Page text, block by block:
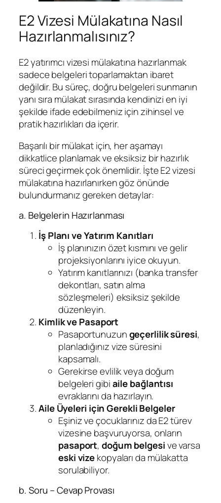
E2 Vizesi Mülakatına Nasıl
Hazırlanmalısınız?
E2 yatırımcı vizesi mülakatına hazırlanmak
sadece belgeleri toparlamaktan ibaret
değildir. Bu süreç, doğru belgeleri sunmanın
yanı sıra mülakat sırasında kendinizi en iyi
şekilde ifade edebilmeniz için zihinsel ve
pratik hazırlıkları da içerir.
Başarılı bir mülakat için, her aşamayı
dikkatlice planlamak ve eksiksiz bir hazırlık
süreci geçirmek çok önemlidir. İşte E2 vizesi
mülakatına hazırlanırken göz önünde
bulundurmanız gereken detaylar:
a. Belgelerin Hazırlanması
İş Planı ve Yatırım Kanıtları
İş planınızın özet kısmını ve gelir
projeksiyonlarını iyice okuyun.
Yatırım kanıtlarınızı (banka transfer
dekontları, satın alma
sözleşmeleri) eksiksiz şekilde
düzenleyin.
Kimlik ve Pasaport
Pasaportunuzungeçerlilik süresi,
planladığınız vize süresini
kapsamalı.
Gerekirse evlilik veya doğum
belgeleri gibiaile bağlantısı
evraklarını da hazırlayın.
Aile Üyeleri için Gerekli Belgeler
Eşiniz ve çocuklarınız da E2 türev
vizesine başvuruyorsa, onların
pasaport,doğum belgesive varsa
eski vizekopyaları da mülakatta
sorulabiliyor.
b. Soru – Cevap Provası